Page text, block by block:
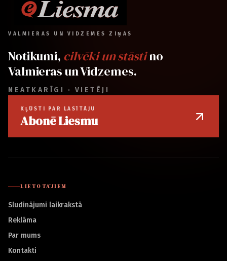
VALMIERAS UN VIDZEMES ZIŅAS
Notikumi, cilvēki un stāstino
Valmieras un Vidzemes.
NEATKARĪGI · VIETĒJI
KĻŪSTI PAR LASĪTĀJU
Abonē Liesmu
LIETOTĀJIEM
Sludinājumi laikrakstā
Reklāma
Par mums
Kontakti